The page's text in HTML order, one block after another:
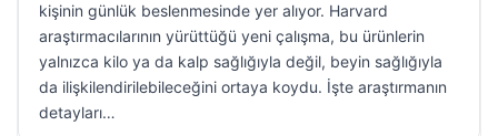
kişinin günlük beslenmesinde yer alıyor. Harvard
araştırmacılarının yürüttüğü yeni çalışma, bu ürünlerin
yalnızca kilo ya da kalp sağlığıyla değil, beyin sağlığıyla
da ilişkilendirilebileceğini ortaya koydu. İşte araştırmanın
detayları…